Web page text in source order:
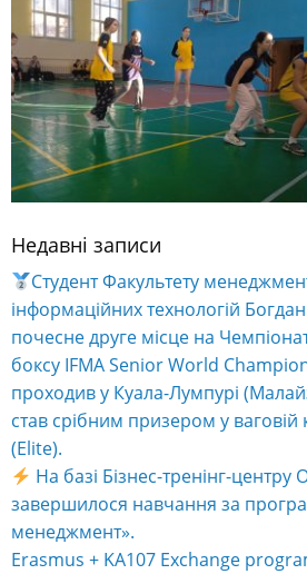
Недавні записи
Студент Факультету
інформаційних технологій
почесне друге місце на
боксу IFMA Senior World
проходив у Куала-Лумпурі
став срібним призером у ваговій
(Elite).
На базі Бізнес-тренінг-
завершилося навчання за
менеджмент».
Erasmus + KA107 Exchange